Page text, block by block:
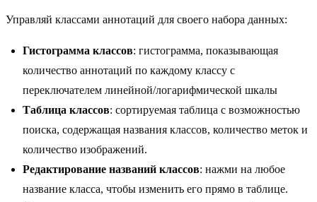
Управляй классами аннотаций для своего набора данных:
Гистограмма классов: гистограмма, показывающая
количество аннотаций по каждому классу с
переключателем линейной/логарифмической шкалы
Таблица классов: сортируемая таблица с возможностью
поиска, содержащая названия классов, количество меток и
количество изображений.
Редактирование названий классов: нажми на любое
название класса, чтобы изменить его прямо в таблице.